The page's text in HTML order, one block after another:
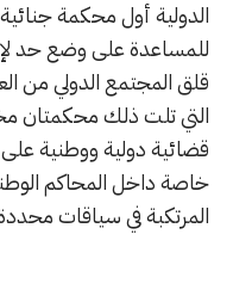
الدولية أول محكمة
للمساعدة على وضع حد
قلق المجتمع الدولي من
التي تلت ذلك محكمتان
قضائية دولية ووطنية
خاصة داخل المحاكم
المرتكبة في سياقات